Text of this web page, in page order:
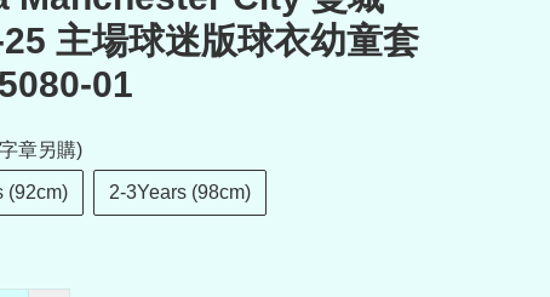
主場球迷版球衣幼童套
01
章另購)
(92cm) 2-3Years (98cm)